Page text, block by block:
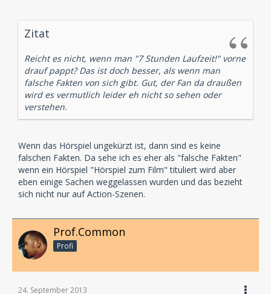
Zitat
Reicht es nicht, wenn man "7 Stunden Laufzeit!" vorne
drauf pappt? Das ist doch besser, als wenn man
falsche Fakten von sich gibt. Gut, der Fan da draußen
wird es vermutlich leider eh nicht so sehen oder
verstehen.
Wenn das Hörspiel ungekürzt ist, dann sind es keine
falschen Fakten. Da sehe ich es eher als "falsche Fakten"
wenn ein Hörspiel "Hörspiel zum Film" tituliert wird aber
eben einige Sachen weggelassen wurden und das bezieht
sich nicht nur auf Action-Szenen.
Prof.Common
Profi
24. September 2013